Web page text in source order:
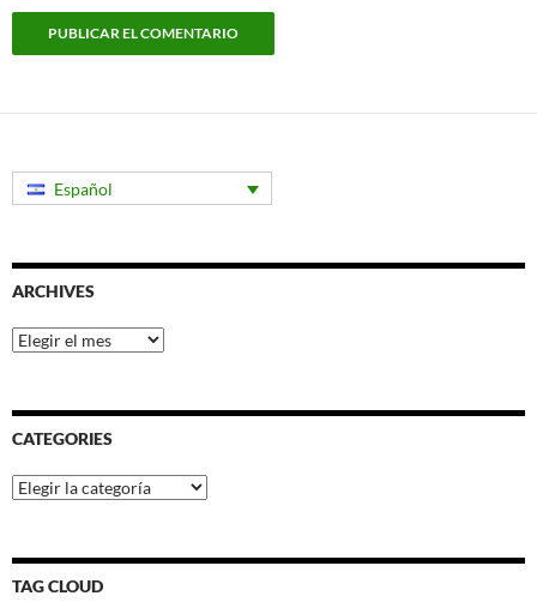
Español
ARCHIVES
Archives
CATEGORIES
Categories
TAG CLOUD